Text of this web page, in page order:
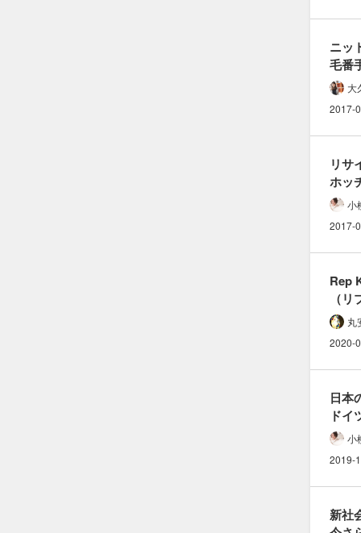
ニッ
毛番
適正
計算
大
2017-
リサ
ホッ
外さ
問題
本音
小
2017-
Rep
（
縫い
ニッ
丸
2020-
日本
ドイ
可愛
「デ
とは
小
2019-
新社